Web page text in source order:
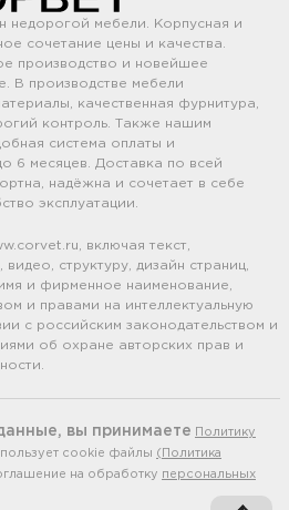
недорогой мебели. Корпусная и
сочетание цены и качества.
производство и новейшее
В производстве мебели
качественная фурнитура,
контроль. Также нашим
система оплаты и
6 месяцев. Доставка по всей
надёжна и сочетает в себе
эксплуатации.
включая текст,
структуру, дизайн страниц,
и фирменное наименование,
и правами на интеллектуальную
с российским законодательством и
об охране авторских прав и
вы принимаете
Политику
cookie файлы (Политика
на обработку персональных